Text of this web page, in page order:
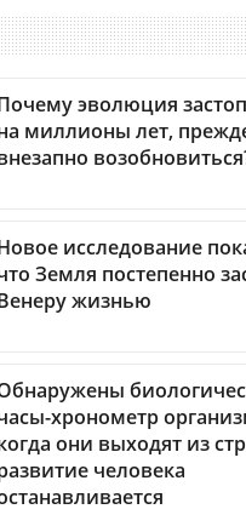
эволюция
миллионы лет,
исследование
Земля постепенно
жизнью
хронометр
они выходят из
человека